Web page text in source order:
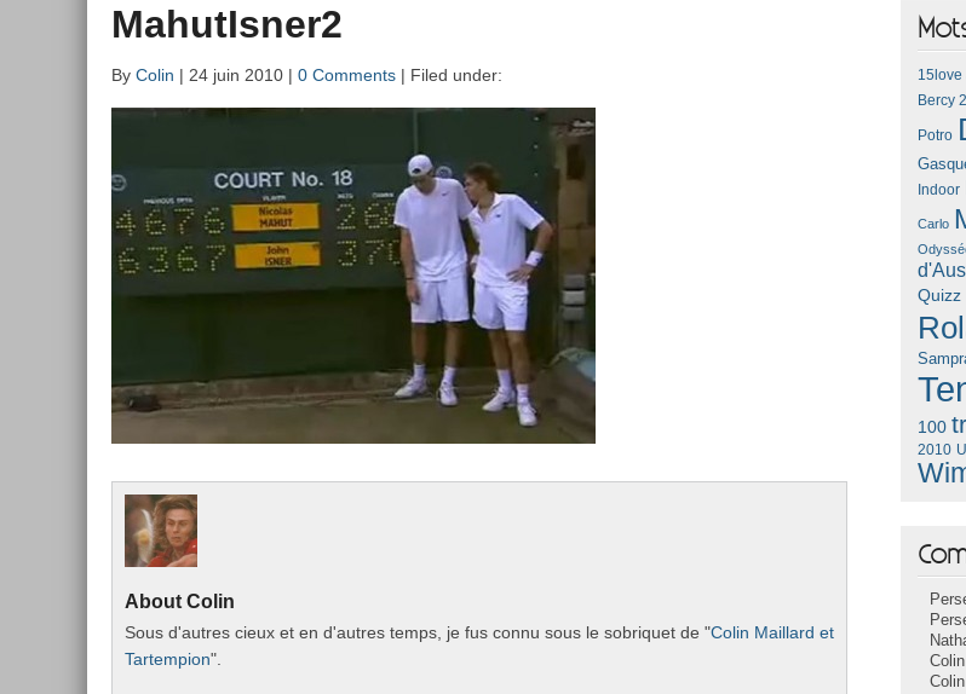
MahutIsner2
By Colin | 24 juin 2010 | 0 Comments | Filed under:
About Colin
Sous d'aut­res cieux et en d'aut­res temps, je fus connu sous le sob­riquet de "Colin Mail­lard et
Tar­temp­ion".
15love
Bercy
Potro
Indoor
Carlo
Quizz
100
2010